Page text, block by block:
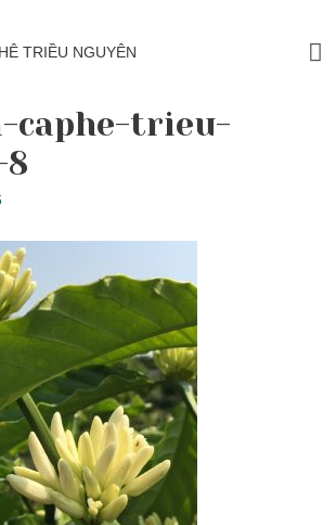
TRIỀU NGUYÊN
caphe-trieu-